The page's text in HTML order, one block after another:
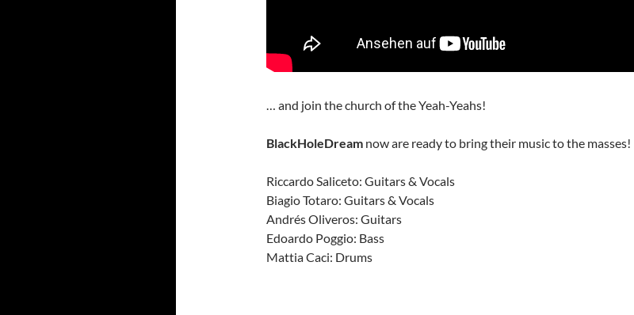
… and join the church of the Yeah-Yeahs!
BlackHoleDream now are ready to bring their music to the masses!
Riccardo Saliceto: Guitars & Vocals
Biagio Totaro: Guitars & Vocals
Andrés Oliveros: Guitars
Edoardo Poggio: Bass
Mattia Caci: Drums